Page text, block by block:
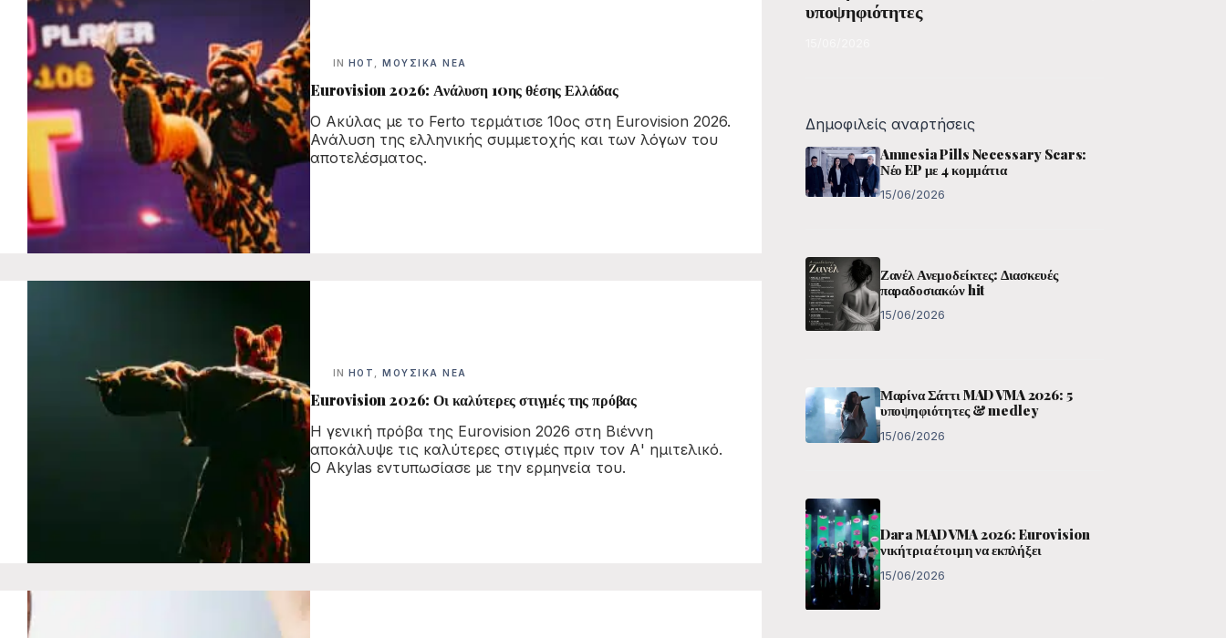
IN HOT ,ΜΟΥΣΙΚΆ ΝΈΑ
Eurovision 2026: Ανάλυση 10ης θέσης Ελλάδας
Ο Ακύλας με το Ferto τερμάτισε 10ος στη Eurovision 2026.
Ανάλυση της ελληνικής συμμετοχής και των λόγων του
αποτελέσματος.
IN HOT ,ΜΟΥΣΙΚΆ ΝΈΑ
Eurovision 2026: Οι καλύτερες στιγμές της πρόβας
Η γενική πρόβα της Eurovision 2026 στη Βιέννη
αποκάλυψε τις καλύτερες στιγμές πριν τον Α' ημιτελικό.
Ο Akylas εντυπωσίασε με την ερμηνεία του.
υποψηφιότητες
Δημοφιλείς αναρτήσεις
Amnesia Pills Necessary Scars:
Νέο EP με 4 κομμάτια
15/06/2026
Ζανέλ Ανεμοδείκτες: Διασκευές
παραδοσιακών hit
15/06/2026
Μαρίνα Σάττι MAD VMA 2026: 5
υποψηφιότητες & medley
15/06/2026
Dara MAD VMA 2026: Eurovision
νικήτρια έτοιμη να εκπλήξει
15/06/2026